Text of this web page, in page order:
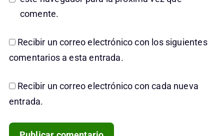
comente.
Recibir un correo electrónico con los siguientes
comentarios a esta entrada.
Recibir un correo electrónico con cada nueva
entrada.